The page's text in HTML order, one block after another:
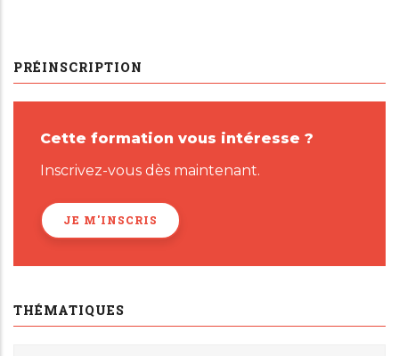
PRÉINSCRIPTION
Cette formation vous intéresse ?
Inscrivez-vous dès maintenant.
JE M'INSCRIS
THÉMATIQUES